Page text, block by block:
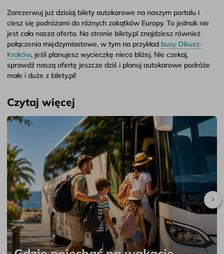
Zarezerwuj już dzisiaj bilety autokarowe na naszym portalu i
ciesz się podróżami do różnych zakątków Europy. To jednak nie
jest cała nasza oferta. Na stronie bilety.pl znajdziesz również
połączenia międzymiastowe, w tym na przykład busy Olkusz-
Kraków, jeśli planujesz wycieczkę nieco bliżej. Nie czekaj,
sprawdź naszą ofertę jeszcze dziś i planuj autokarowe podróże
małe i duże z bilety.pl!
Czytaj więcej